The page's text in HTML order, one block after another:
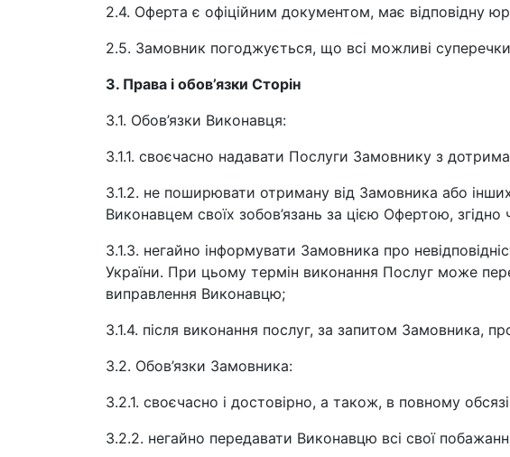
2.4. Оферта є офіційним документом, має відповідну
2.5. Замовник погоджується, що всі можливі
3. Права і обов’язки Сторін
3.1. Обов’язки Виконавця:
3.1.1. своєчасно надавати Послуги Замовнику з
3.1.2. не поширювати отриману від Замовника або
Виконавцем своїх зобов’язань за цією Офертою, згідно
3.1.3. негайно інформувати Замовника про
України. При цьому термін виконання Послуг може
виправлення Виконавцю;
3.1.4. після виконання послуг, за запитом Замовника,
3.2. Обов’язки Замовника:
3.2.1. своєчасно і достовірно, а також, в повному
3.2.2. негайно передавати Виконавцю всі свої